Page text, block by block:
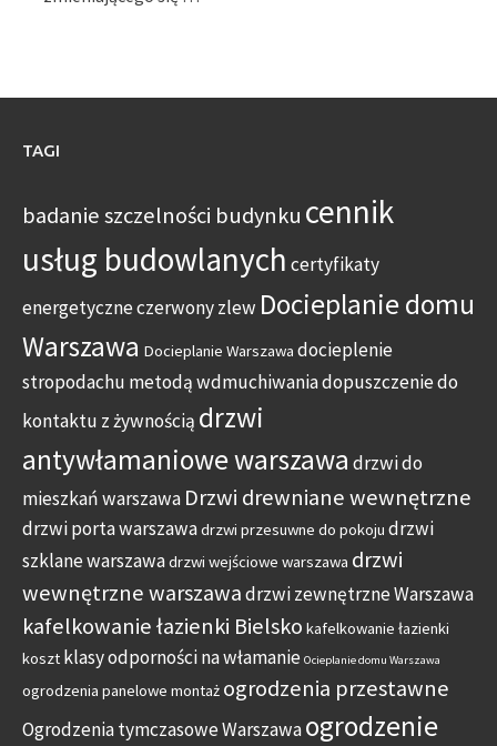
TAGI
badanie szczelności budynku cennik
usług budowlanych certyfikaty
energetyczneczerwony zlew Docieplanie domu
Warszawa Docieplanie Warszawa docieplenie
stropodachu metodą wdmuchiwaniadopuszczenie do
kontaktu z żywnością drzwi
antywłamaniowe warszawa drzwi do
mieszkań warszawa Drzwi drewniane wewnętrzne
drzwi porta warszawadrzwi przesuwne do pokoju drzwi
szklane warszawadrzwi wejściowe warszawa drzwi
wewnętrzne warszawadrzwi zewnętrzne Warszawa
kafelkowanie łazienki Bielsko kafelkowanie łazienki
koszt klasy odporności na włamanie Ocieplanie domu Warszawa
ogrodzenia panelowe montaż ogrodzenia przestawne
Ogrodzenia tymczasowe Warszawaogrodzenie